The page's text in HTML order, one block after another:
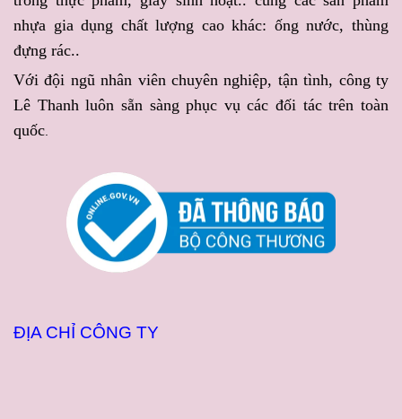
ứng dịch vụĐẶT ÁO MƯA
IN LOGO GIÁ SỈ RẺ THEO
YÊU CẦU
đồng đều và tiến độ đảm
bảo.
Công ty Lê Thanh sẽ mang
nguồn hàng luôn sẵn sàng
phục vụ.
nhựa gia dụng chất lượng cao khác: ống nước, thùng
đựng rác..
Với đội ngũ nhân viên chuyên nghiệp, tận tình, công ty
Lê Thanh luôn sẵn sàng phục vụ các đối tác trên toàn
quốc
ĐỊA CHỈ CÔNG TY